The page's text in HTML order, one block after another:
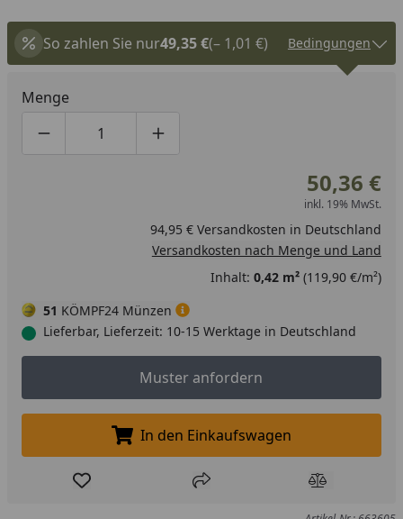
So zahlen Sie nur49,35 €(– 1,01 €) Bedingungen
Menge
Produktmenge um eins verringern
Produktmenge manuell eingeben
Produktmenge um eins erhöhen
50,36 €
inkl. 19% MwSt.
94,95 € Versandkosten in Deutschland
Versandkosten nach Menge und Land
Inhalt: 0,42 m²(119,90 €/m²)
51 KÖMPF24 Münzen
Lieferbar, Lieferzeit: 10-15 Werktage in Deutschland
Muster anfordern
Muster anfordern
In den Einkaufswagen legen
In den Einkaufswagen
Produkt zur Wunschliste hinzufügen
Teilen Produkt